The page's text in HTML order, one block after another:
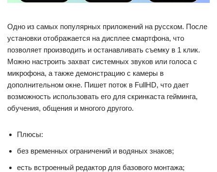
Одно из самых популярных приложений на русском. После
установки отображается на дисплее смартфона, что
позволяет производить и останавливать съемку в 1 клик.
Можно настроить захват системных звуков или голоса с
микрофона, а также демонстрацию с камеры в
дополнительном окне. Пишет поток в FullHD, что дает
возможность использовать его для скринкаста гейминга,
обучения, общения и многого другого.
Плюсы:
без временных ограничений и водяных знаков;
есть встроенный редактор для базового монтажа;